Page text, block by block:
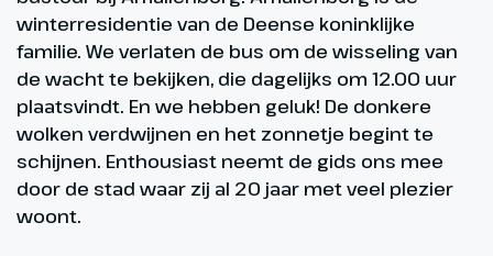
winterresidentie van de Deense koninklijke
familie. We verlaten de bus om de wisseling van
de wacht te bekijken, die dagelijks om 12.00 uur
plaatsvindt. En we hebben geluk! De donkere
wolken verdwijnen en het zonnetje begint te
schijnen. Enthousiast neemt de gids ons mee
door de stad waar zij al 20 jaar met veel plezier
woont.